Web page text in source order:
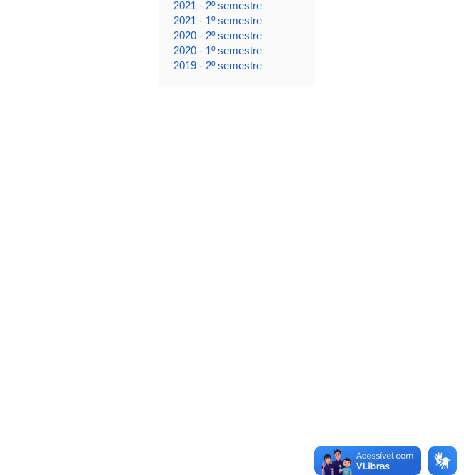
2021 - 2º semestre
2021 - 1º semestre
2020 - 2º semestre
2020 - 1º semestre
2019 - 2º semestre